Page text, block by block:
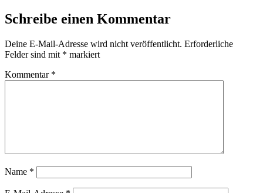
Schreibe einen Kommentar
Deine E-Mail-Adresse wird nicht veröffentlicht. Erforderliche
Felder sind mit * markiert
Kommentar *
Name *